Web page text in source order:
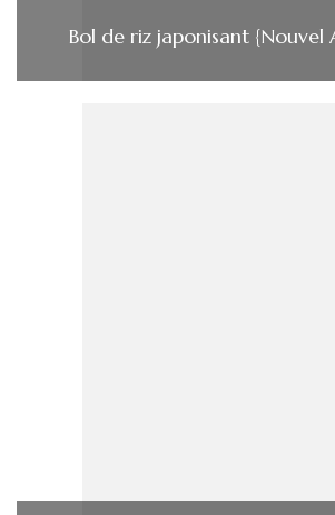
Bol de riz japonisant {Nouvel